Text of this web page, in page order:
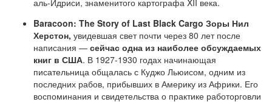
Baracoon: The Story of Last Black Cargo Зоры Нил
Херстон, увидевшая свет почти через 80 лет после
написания — сейчас одна из наиболее обсуждаемых
книг в США. В 1927-1930 годах начинающая
писательница общалась с Куджо Льюисом, одним из
последних рабов, прибывших в Америку из Африки. Его
воспоминания и свидетельства о практике работорговли